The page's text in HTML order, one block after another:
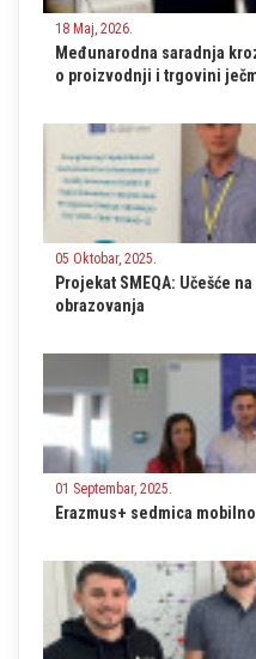
18 Maj, 2026.
Međunarodna saradnja
o proizvodnji i trgovini
05 Oktobar, 2025.
Projekat SMEQA: Učešće
obrazovanja
01 Septembar, 2025.
Erazmus+ sedmica